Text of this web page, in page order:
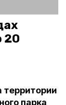
20
парка